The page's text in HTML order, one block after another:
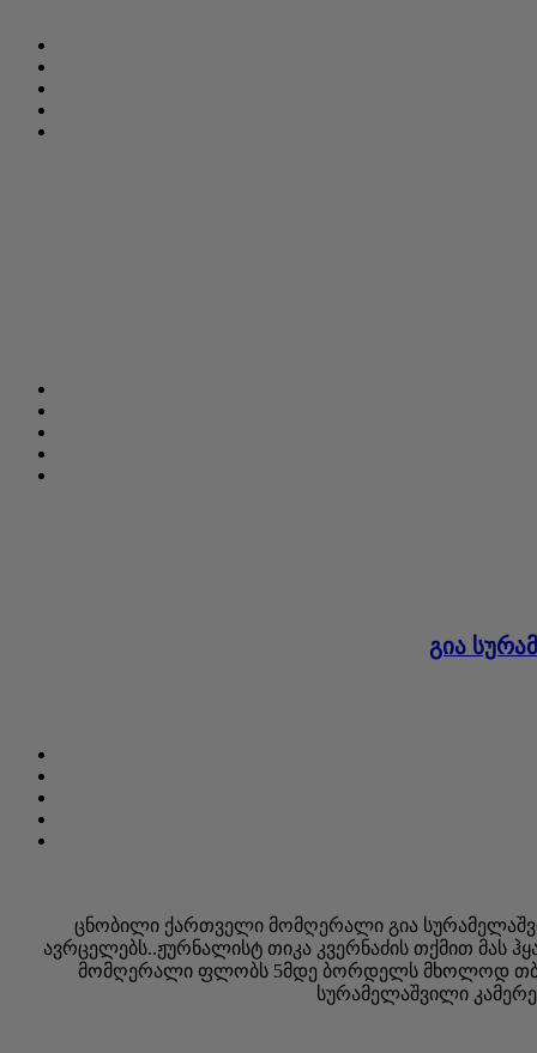
გია
ცნობილი ქართველი მომღერალი გია
ავრცელებს..ჟურნალისტ თიკა კვერნაძის თქმით მას
მომღერალი ფლობს 5მდე ბორდელს მხოლოდ
სურამელაშვილი